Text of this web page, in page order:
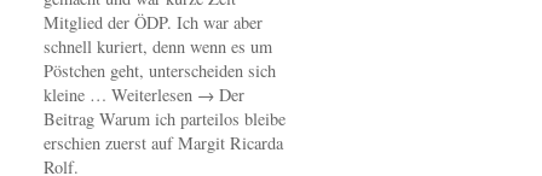
Mitglied der ÖDP. Ich war aber
schnell kuriert, denn wenn es um
Pöstchen geht, unterscheiden sich
kleine … Weiterlesen → Der
Beitrag Warum ich parteilos bleibe
erschien zuerst auf Margit Ricarda
Rolf.